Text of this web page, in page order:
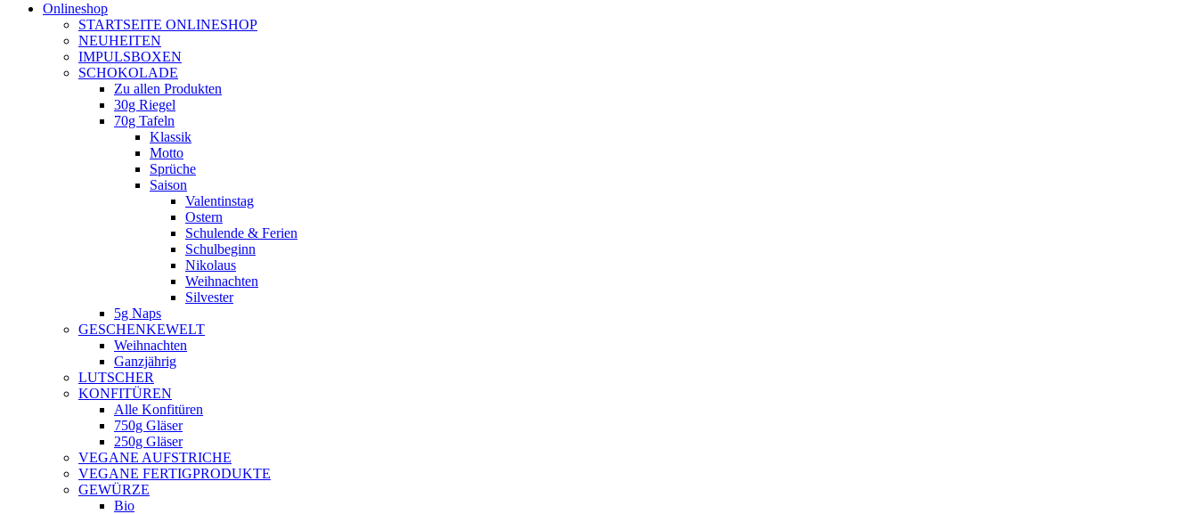
Onlineshop
STARTSEITE ONLINESHOP
NEUHEITEN
IMPULSBOXEN
SCHOKOLADE
Zu allen Produkten
30g Riegel
70g Tafeln
Klassik
Motto
Sprüche
Saison
Valentinstag
Ostern
Schulende & Ferien
Schulbeginn
Nikolaus
Weihnachten
Silvester
5g Naps
GESCHENKEWELT
Weihnachten
Ganzjährig
LUTSCHER
KONFITÜREN
Alle Konfitüren
750g Gläser
250g Gläser
VEGANE AUFSTRICHE
VEGANE FERTIGPRODUKTE
GEWÜRZE
Bio